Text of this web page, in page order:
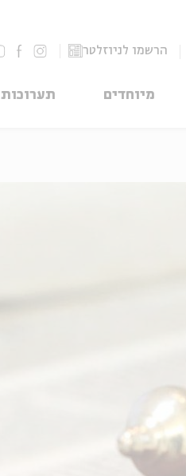
הרשמו לניוזלטר
מיוחדים תערוכות